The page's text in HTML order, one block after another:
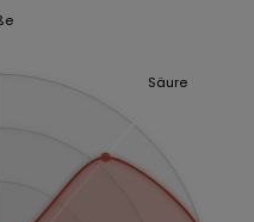
Säure